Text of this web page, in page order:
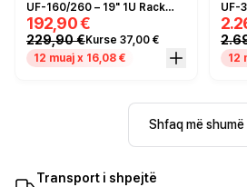
UF-160/260 – 19" 1U Rack
Mount Kit për R&S Unified
Firewall UF-160 dhe UF-260
192,90 €
229,90 €Kurse 37,00 €
12 muaj x 16,08 €
UF-
2x
12
Shfaq më shumë
Transport i shpejtë